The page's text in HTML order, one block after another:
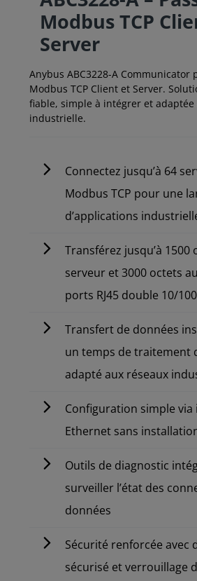
Modbus TCP
Server
Anybus ABC3228-A Communicator
Modbus TCP Client et Server.
fiable, simple à intégrer et adaptée
industrielle.
Connectez jusqu’à 64
Modbus TCP pour une
d’applications
Transférez jusqu’à 1500
serveur et 3000 octets
ports RJ45 double 10/
Transfert de données
un temps de traitement
adapté aux réseaux
Configuration simple via
Ethernet sans
Outils de diagnostic
surveiller l’état des
données
Sécurité renforcée avec
sécurisé et verrouillage